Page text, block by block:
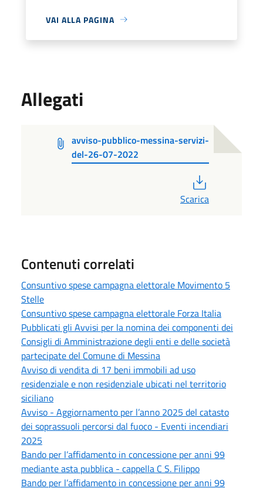
VAI ALLA PAGINA
Allegati
avviso-pubblico-messina-servizi-
del-26-07-2022
Scarica
Contenuti correlati
Consuntivo spese campagna elettorale Movimento 5
Stelle
Consuntivo spese campagna elettorale Forza Italia
Pubblicati gli Avvisi per la nomina dei componenti dei
Consigli di Amministrazione degli enti e delle società
partecipate del Comune di Messina
Avviso di vendita di 17 beni immobili ad uso
residenziale e non residenziale ubicati nel territorio
siciliano
Avviso - Aggiornamento per l’anno 2025 del catasto
dei soprassuoli percorsi dal fuoco - Eventi incendiari
2025
Bando per l’affidamento in concessione per anni 99
mediante asta pubblica - cappella C S. Filippo
Bando per l’affidamento in concessione per anni 99